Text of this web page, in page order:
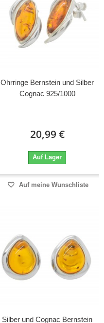
Ohrringe Bernstein und Silber
Cognac 925/1000
20,99 €
Auf Lager
Auf meine Wunschliste
Silber und Cognac Bernstein